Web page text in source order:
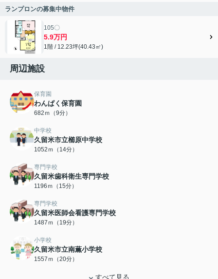
ランプロンの募集中物件
105〇
5.9万円
1階 / 12.23坪(40.43㎡)
周辺施設
保育園
わんぱく保育園
682ｍ（9分）
中学校
久留米市立櫛原中学校
1052ｍ（14分）
専門学校
久留米歯科衛生専門学校
1196ｍ（15分）
専門学校
久留米医師会看護専門学校
1487ｍ（19分）
小学校
久留米市立南薫小学校
1557ｍ（20分）
すべて見る